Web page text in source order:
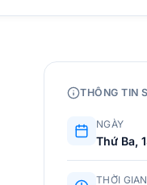
THÔNG TIN
NGÀY
Thứ Ba,
THỜI GIAN